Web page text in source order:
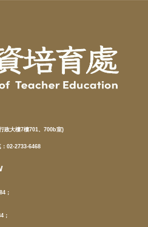
政大樓7樓701、700b室)
02-2733-6468
；
；